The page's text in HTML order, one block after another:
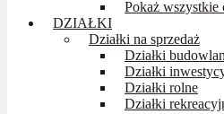
Pokaż wszystkie
DZIAŁKI
Działki na sprzedaż
Działki
Działki
Działki rolne
Działki